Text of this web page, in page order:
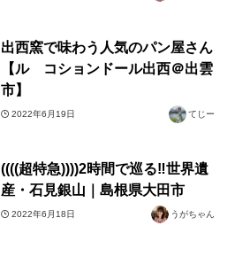
出西窯で味わう人気のパン屋さん
【ル コションドール出西＠出雲
市】
2022年6月19日 てじー
((((超特急))))2時間で巡る‼世界遺
産・石見銀山｜島根県大田市
2022年6月18日 うがちゃん